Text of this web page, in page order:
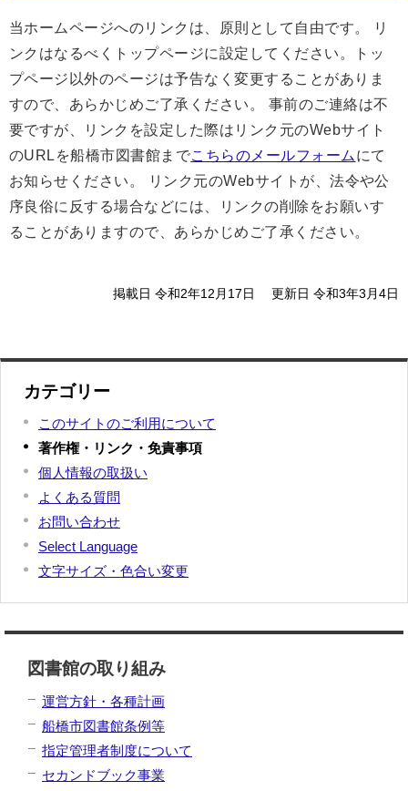
当ホームページへのリンクは、原則として自由です。 リ
ンクはなるべくトップページに設定してください。トッ
プページ以外のページは予告なく変更することがありま
すので、あらかじめご了承ください。 事前のご連絡は不
要ですが、リンクを設定した際はリンク元のWebサイト
のURLを船橋市図書館までこちらのメールフォーム にて
お知らせください。 リンク元のWebサイトが、法令や公
序良俗に反する場合などには、リンクの削除をお願いす
ることがありますので、あらかじめご了承ください。
掲載日 令和2年12月17日 更新日 令和3年3月4日
カテゴリー
このサイトのご利用について
著作権・リンク・免責事項
個人情報の取扱い
よくある質問
お問い合わせ
Select Language
文字サイズ・色合い変更
図書館の取り組み
運営方針・各種計画
船橋市図書館条例等
指定管理者制度について
セカンドブック事業